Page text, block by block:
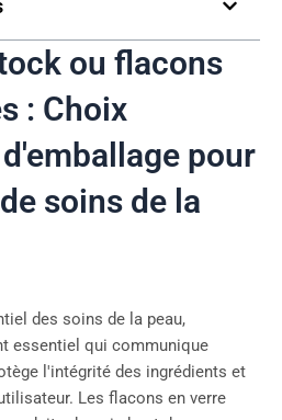
ou flacons
: Choix
pour
soins de la
des soins de la peau,
essentiel qui communique
l'intégrité des ingrédients et
Les flacons en verre